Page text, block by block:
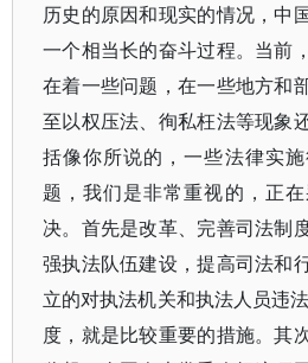
历史的原因和现实的情况，中
一个相当长的奋斗过程。当前
在着一些问题，在一些地方和
至以权压法、徇私枉法等现象
括像你所说的，一些法律实
题，我们是非常重视的，正
决。首先是改革、完善司法制
强执法队伍建设，提高司法和
立的对执法机关和执法人员违
度，就是比较重要的措施。其